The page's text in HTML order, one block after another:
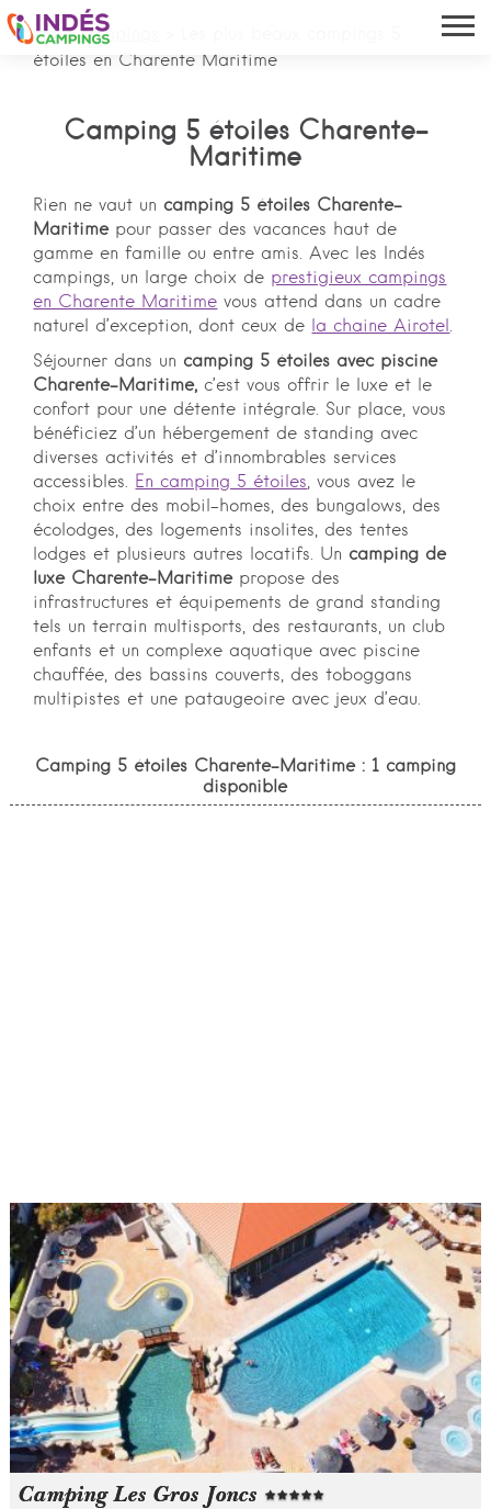
Indés campings
étoiles en Charente Maritime
Camping 5 étoiles Charente-
Maritime
Rien ne vaut un camping 5 étoiles Charente-
Maritime pour passer des vacances haut de
gamme en famille ou entre amis. Avec les Indés
campings, un large choix de prestigieux campings
en Charente Maritime vous attend dans un cadre
naturel d’exception, dont ceux de
la chaine Airotel .
Séjourner dans un camping 5 étoiles avec piscine
Charente-Maritime, c’est vous offrir le luxe et le
confort pour une détente intégrale. Sur place, vous
bénéficiez d’un hébergement de standing avec
diverses activités et d’innombrables services
accessibles. En camping 5 étoiles, vous avez le
choix entre des mobil-homes, des bungalows, des
écolodges, des logements insolites, des tentes
lodges et plusieurs autres locatifs. Un camping de
luxe Charente-Maritime propose des
infrastructures et équipements de grand standing
tels un terrain multisports, des restaurants, un club
enfants et un complexe aquatique avec piscine
chauffée, des bassins couverts, des toboggans
multipistes et une pataugeoire avec jeux d’eau.
Camping 5 étoiles Charente-Maritime : 1 camping
disponible
Camping Les Gros Joncs